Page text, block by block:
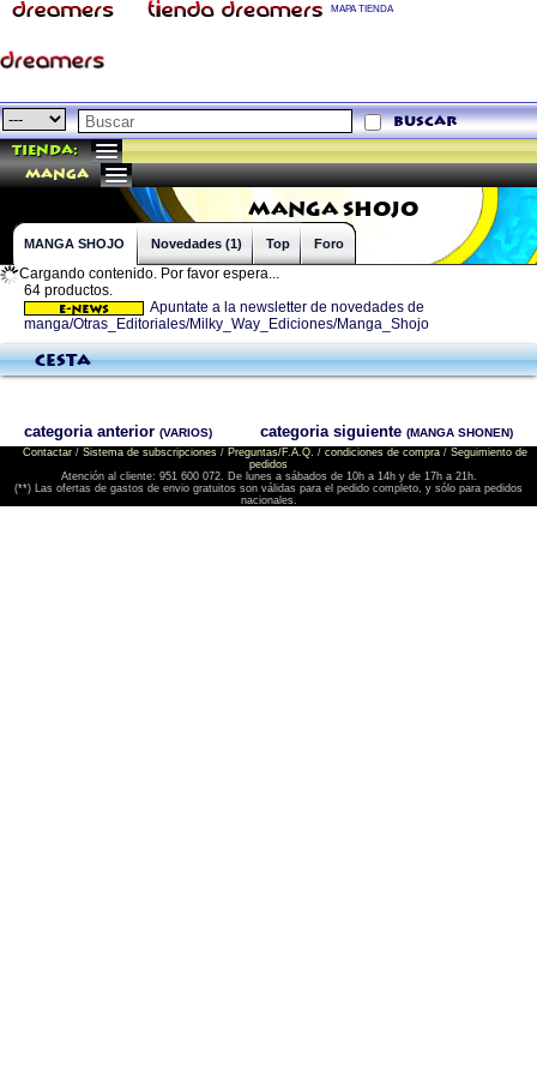
MAPA TIENDA
buscar
Tienda:
manga
MANGA SHOJO
MANGA SHOJO Novedades (1) Top Foro
Cargando contenido. Por favor espera...
64 productos.
Apuntate a la newsletter de novedades de
manga/Otras_Editoriales/Milky_Way_Ediciones/Manga_Shojo
Cesta
categoria anterior (VARIOS) categoria siguiente (MANGA SHONEN)
Contactar/ Sistema de subscripciones/ Preguntas/F.A.Q. / condiciones de compra/ Seguimiento de
pedidos
Atención al cliente: 951 600 072. De lunes a sábados de 10h a 14h y de 17h a 21h.
(**) Las ofertas de gastos de envio gratuitos son válidas para el pedido completo, y sólo para pedidos
nacionales.